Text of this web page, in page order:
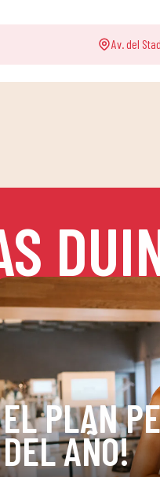
Av. del
EL PLAN
DEL AÑO!